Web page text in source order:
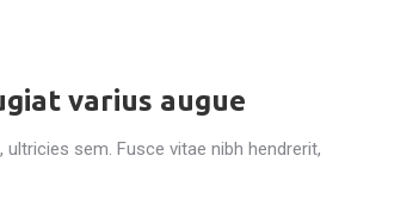
varius augue
sem. Fusce vitae nibh hendrerit,